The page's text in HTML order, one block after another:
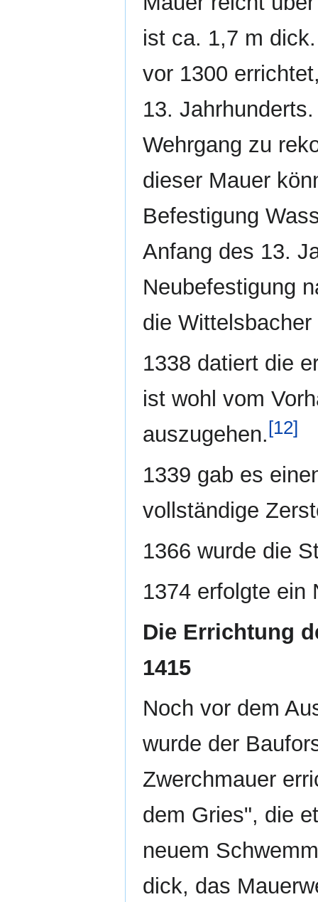
ist ca. 1,7 m
vor 1300
13.
Wehrgang zu
dieser Mauer
Befestigung
Anfang des 13.
Neubefestigung
die Wittelsbacher
1338 datiert die
ist wohl vom
auszugehen.[12]
1339 gab es
vollständige
1366 wurde die
1374 erfolgte ein
Die Errichtung
1415
Noch vor dem
wurde der
Zwerchmauer
dem Gries", die
neuem
dick, das